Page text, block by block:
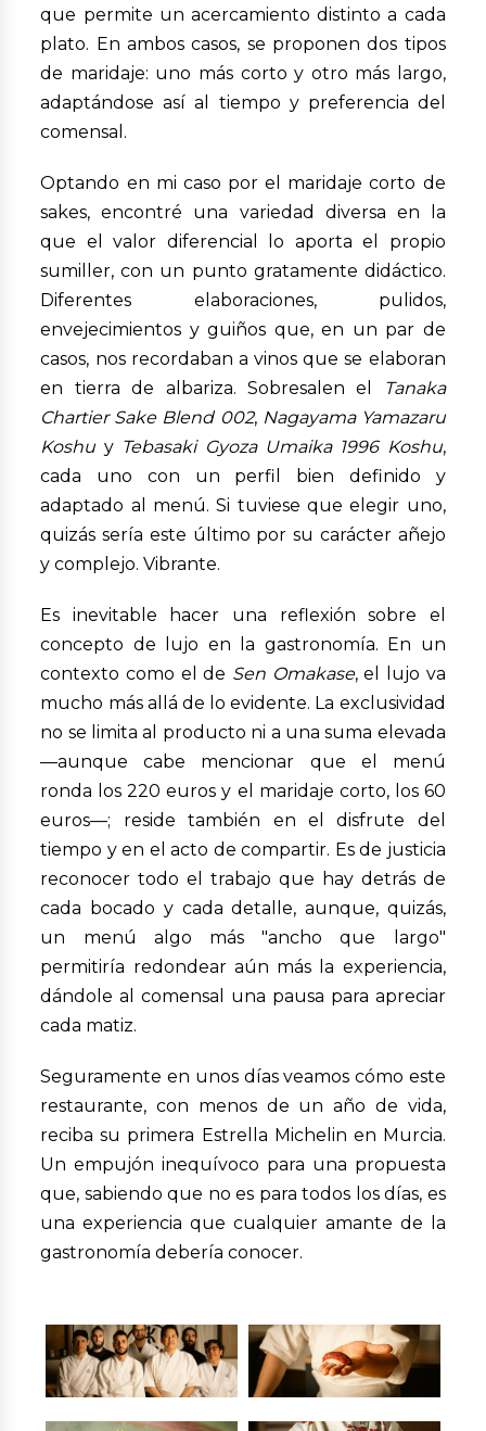
que permite un acercamiento distinto a cada
plato. En ambos casos, se proponen dos tipos
de maridaje: uno más corto y otro más largo,
adaptándose así al tiempo y preferencia del
comensal.
Optando en mi caso por el maridaje corto de
sakes, encontré una variedad diversa en la
que el valor diferencial lo aporta el propio
sumiller, con un punto gratamente didáctico.
Diferentes elaboraciones, pulidos,
envejecimientos y guiños que, en un par de
casos, nos recordaban a vinos que se elaboran
en tierra de albariza. Sobresalen el
Tanaka
Chartier Sake Blend 002, Nagayama Yamazaru
Koshu y Tebasaki Gyoza Umaika 1996 Koshu,
cada uno con un perfil bien definido y
adaptado al menú. Si tuviese que elegir uno,
quizás sería este último por su carácter añejo
y complejo. Vibrante.
Es inevitable hacer una reflexión sobre el
concepto de lujo en la gastronomía. En un
contexto como el de Sen Omakase, el lujo va
mucho más allá de lo evidente. La exclusividad
no se limita al producto ni a una suma elevada
—aunque cabe mencionar que el menú
ronda los 220 euros y el maridaje corto, los 60
euros—; reside también en el disfrute del
tiempo y en el acto de compartir. Es de justicia
reconocer todo el trabajo que hay detrás de
cada bocado y cada detalle, aunque, quizás,
un menú algo más "ancho que largo"
permitiría redondear aún más la experiencia,
dándole al comensal una pausa para apreciar
cada matiz.
Seguramente en unos días veamos cómo este
restaurante, con menos de un año de vida,
reciba su primera Estrella Michelin en Murcia.
Un empujón inequívoco para una propuesta
que, sabiendo que no es para todos los días, es
una experiencia que cualquier amante de la
gastronomía debería conocer.